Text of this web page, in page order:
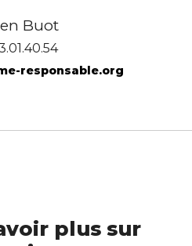
Buot
responsable.org
plus sur